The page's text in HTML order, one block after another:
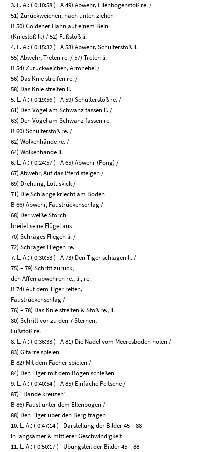
3. L. A.: ( 0:10:58 ) A 49) Abwehr, Ellenbogenstoß re. /
51) Zurückweichen, nach unten ziehen
B 50) Goldener Hahn auf einem Bein
(Kniestoß li.) / 52) Fußstoß li.
4. L. A.: ( 0:15:32 ) A 53) Abwehr, Schulterstoß li.
55) Abwehr, Treten re. / 57) Treten li.
B 54) Zurückweichen, Armhebel /
56) Das Knie streifen re. /
58) Das Knie streifen li.
5. L. A.: ( 0:19:56 ) A 59) Schulterstoß re. /
61) Den Vogel am Schwanz fassen li. /
63) Den Vogel am Schwanz fassen re.
B 60) Schulterstoß re. /
62) Wolkenhände re. /
64) Wolkenhände li.
6. L. A.: ( 0:24:57 ) A 65) Abwehr (Pong) /
67) Abwehr, Auf das Pferd steigen /
69) Drehung, Lotuskick /
71) Die Schlange kriecht am Boden
B 66) Abwehr, Faustrückenschlag /
68) Der weiße Storch
breitet seine Flügel aus
70) Schräges Fliegen li. /
72) Schräges Fliegen re.
7. L. A.: ( 0:30:53 ) A 73) Den Tiger schlagen li. /
75) – 79) Schritt zurück,
den Affen abwehren re., li., re.
B 74) Auf dem Tiger reiten,
Faustrückenschlag /
76) – 78) Das Knie streifen & Stoß re., li.
80) Schritt vor zu den 7 Sternen,
Fußstoß re.
8. L. A.: ( 0:36:33 ) A 81) Die Nadel vom Meeresboden holen /
83) Gitarre spielen
B 82) Mit dem Fächer spielen /
84) Den Tiger mit dem Bogen schießen
9. L. A.: ( 0:40:54 ) A 85) Einfache Peitsche /
87) “Hände kreuzen”
B 86) Faust unter dem Ellenbogen /
88) Den Tiger über den Berg tragen
10. L. A.: ( 0:47:14 ) Darstellung der Bilder 45 – 88
in langsamer & mittlerer Geschwindigkeit
11. L. A.: ( 0:50:17 ) Übungsteil der Bilder 45 – 88